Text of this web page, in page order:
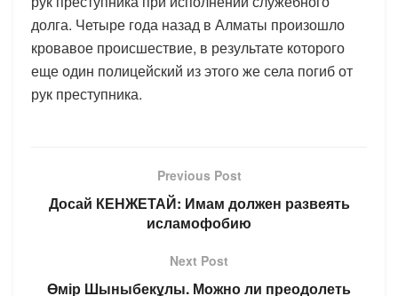
долга. Четыре года назад в Алматы произошло
кровавое происшествие, в результате которого
еще один полицейский из этого же села погиб от
рук преступника.
Previous Post
Досай КЕНЖЕТАЙ: Имам должен развеять
исламофобию
Next Post
Өмір Шыныбекұлы. Можно ли преодолеть